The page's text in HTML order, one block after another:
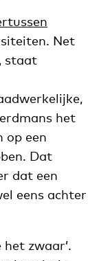
Net
staat
het
op een
Dat
dat een
eens achter
zwaar’.